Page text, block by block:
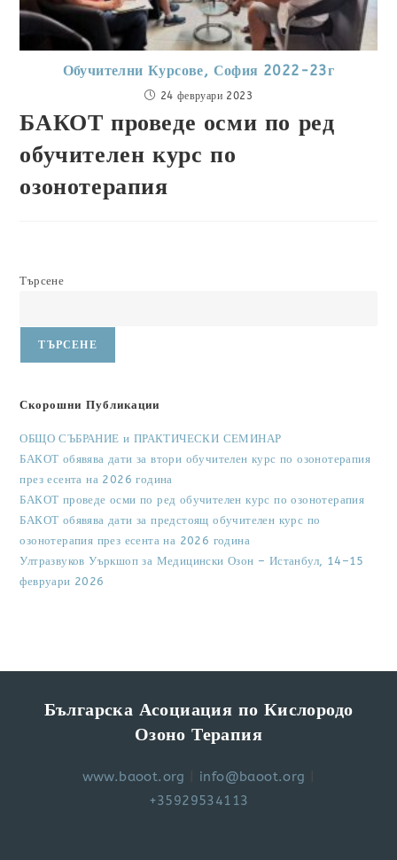
Обучителни Курсове, София 2022-23г
24 февруари 2023
БАКОТ проведе осми по ред
обучителен курс по
озонотерапия
Търсене
ТЪРСЕНЕ
Скорошни Публикации
ОБЩО СЪБРАНИЕ и ПРАКТИЧЕСКИ СЕМИНАР
БАКОТ обявява дати за втори обучителен курс по озонотерапия
през есента на 2026 година
БАКОТ проведе осми по ред обучителен курс по озонотерапия
БАКОТ обявява дати за предстоящ обучителен курс по
озонотерапия през есента на 2026 година
Ултразвуков Уъркшоп за Медицински Озон – Истанбул, 14–15
февруари 2026
Българска Асоциация по Кислородо
Озоно Терапия
www.baoot.org info@baoot.org
+35929534113